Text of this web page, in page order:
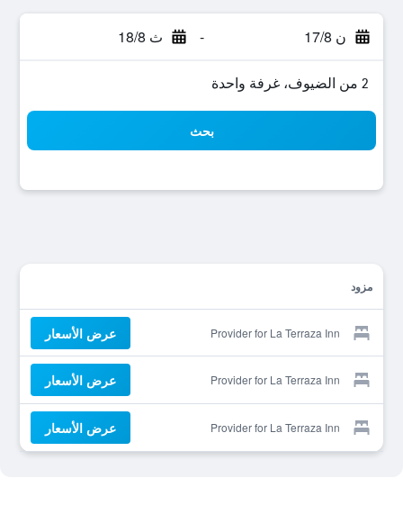
ن 17/8 - ث 18/8
2 من الضيوف، غرفة واحدة
بحث
مزود
Provider for La Terraza Inn عرض الأسعار
Provider for La Terraza Inn عرض الأسعار
Provider for La Terraza Inn عرض الأسعار